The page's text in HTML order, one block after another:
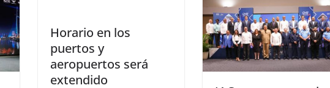
Horario en los
puertos y
aeropuertos será
extendido